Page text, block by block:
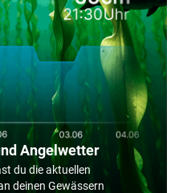
Angelwetter
du die aktuellen
deinen Gewässern